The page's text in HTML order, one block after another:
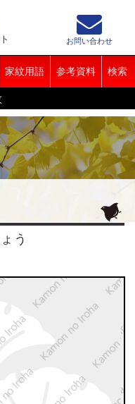
家紋用語 参考資料 検索
お問い合わせ
う